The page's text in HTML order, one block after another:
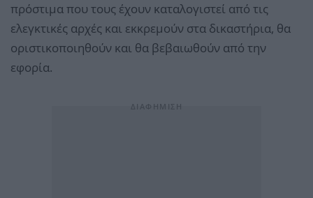
πρόστιμα που τους έχουν καταλογιστεί από τις
ελεγκτικές αρχές και εκκρεμούν στα δικαστήρια, θα
οριστικοποιηθούν και θα βεβαιωθούν από την
εφορία.